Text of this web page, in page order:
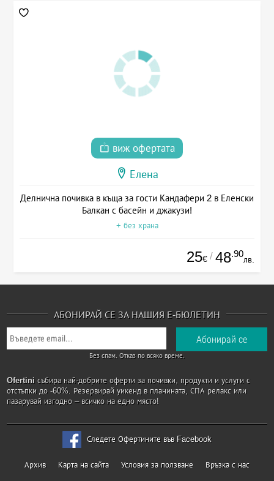
виж офертата
Елена
Делнична почивка в къща за гости Кандафери 2 в Еленски
Балкан с басейн и джакузи!
+ без храна
25€ / 48.90
лв.
АБОНИРАЙ СЕ ЗА НАШИЯ Е-БЮЛЕТИН
Без спам. Отказ по всяко време.
Ofertini събира най-добрите оферти за почивки, продукти и услуги с
отстъпки до -60%. Резервирай уикенд в планината, СПА релакс или
пазарувай изгодно – всичко на едно място!
Следете Офертините във Facebook
Архив Карта на сайта Условия за ползване Връзка с нас